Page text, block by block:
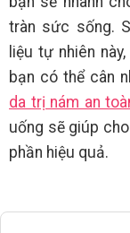
tràn sức sống.
liệu tự nhiên
bạn có thể cân
da trị nám an
uống sẽ giúp
phần hiệu quả.